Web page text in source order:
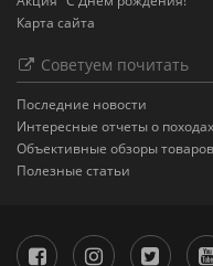
Карта сайта
Советуем почитать
Последние новости
Интересные отчеты о походах
Объективные обзоры товаров
Полезные статьи